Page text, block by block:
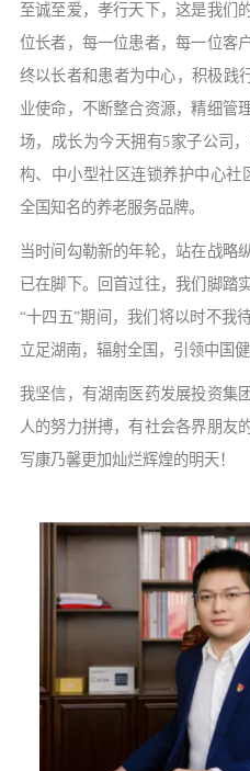
至诚至爱，孝行天下，这是我们
位长者，每一位患者，每一位客
终以长者和患者为中心，积极践
业使命，不断整合资源，精细管
场，成长为今天拥有5家子公司
构、中小型社区连锁养护中心社
全国知名的养老服务品牌。
当时间勾勒新的年轮，站在战略
已在脚下。回首过往，我们脚踏
“十四五”期间，我们将以时不我
立足湖南，辐射全国，引领中国
我坚信，有湖南医药发展投资集
人的努力拼搏，有社会各界朋友
写康乃馨更加灿烂辉煌的明天！